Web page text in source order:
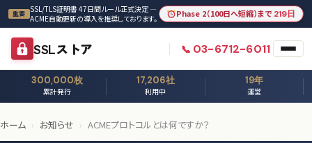
本文へスキップ
重要 SSL/TLS証明書 47日間ルール正式決定 —
ACME自動更新の導入を推奨しております。
Phase 2（100日へ短縮）まで 219日
SSLストア 03-6712-6011
300,000枚
累計発行
17,206社
利用中
19年
運営
ホーム › お知らせ › ACMEプロトコルとは何ですか？